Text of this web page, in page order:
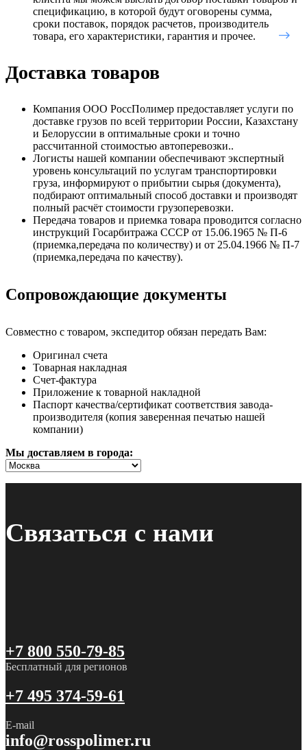
спецификацию, в которой будут оговорены сумма,
сроки поставок, порядок расчетов, производитель
товара, его характеристики, гарантия и прочее.
Доставка товаров
Компания ООО РоссПолимер предоставляет услуги по
доставке грузов по всей территории России, Казахстану
и Белоруссии в оптимальные сроки и точно
рассчитанной стоимостью автоперевозки..
Логисты нашей компании обеспечивают экспертный
уровень консультаций по услугам транспортировки
груза, информируют о прибытии сырья (документа),
подбирают оптимальный способ доставки и производят
полный расчёт стоимости грузоперевозки.
Передача товаров и приемка товара проводится согласно
инструкций Госарбитража СССР от 15.06.1965 № П-6
(приемка,передача по количеству) и от 25.04.1966 № П-7
(приемка,передача по качеству).
Сопровождающие документы
Совместно с товаром, экспедитор обязан передать Вам:
Оригинал счета
Товарная накладная
Счет-фактура
Приложение к товарной накладной
Паспорт качества/сертификат соответствия завода-
производителя (копия заверенная печатью нашей
компании)
Мы доставляем в города:
Связаться с нами
+7 800 550-79-85
Бесплатный для регионов
+7 495 374-59-61
E-mail
info@rosspolimer.ru